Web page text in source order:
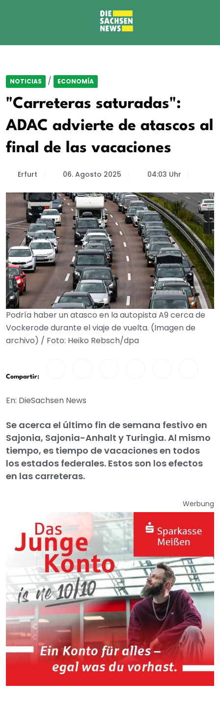
NOTICIAS / ECONOMÍA
"Carreteras saturadas":
ADAC advierte de atascos al
final de las vacaciones
Erfurt 06. Agosto 2025 04:03 Uhr
Podría haber un atasco en la autopista A9 cerca de
Vockerode durante el viaje de vuelta. (Imagen de
archivo) / Foto: Heiko Rebsch/dpa
Compartir:
En: DieSachsen News
Se acerca el último fin de semana festivo en
Sajonia, Sajonia-Anhalt y Turingia. Al mismo
tiempo, es tiempo de vacaciones en todos
los estados federales. Estos son los efectos
en las carreteras.
Werbung